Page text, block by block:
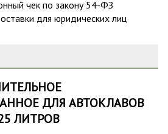
чек по закону 54-ФЗ
для юридических лиц
ДЛЯ АВТОКЛАВОВ
ЛИТРОВ